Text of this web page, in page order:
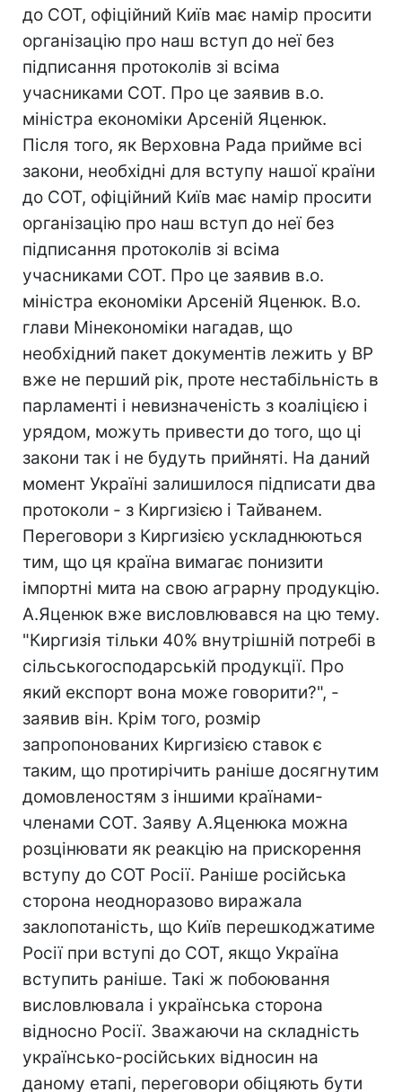
до СОТ, офіційний Київ має намір просити
організацію про наш вступ до неї без
підписання протоколів зі всіма
учасниками СОТ. Про це заявив в.о.
міністра економіки Арсеній Яценюк.
Після того, як Верховна Рада прийме всі
закони, необхідні для вступу нашої країни
до СОТ, офіційний Київ має намір просити
організацію про наш вступ до неї без
підписання протоколів зі всіма
учасниками СОТ. Про це заявив в.о.
міністра економіки Арсеній Яценюк. В.о.
глави Мінекономіки нагадав, що
необхідний пакет документів лежить у ВР
вже не перший рік, проте нестабільність в
парламенті і невизначеність з коаліцією і
урядом, можуть привести до того, що ці
закони так і не будуть прийняті. На даний
момент Україні залишилося підписати два
протоколи - з Киргизією і Тайванем.
Переговори з Киргизією ускладнюються
тим, що ця країна вимагає понизити
імпортні мита на свою аграрну продукцію.
А.Яценюк вже висловлювався на цю тему.
"Киргизія тільки 40% внутрішній потребі в
сільськогосподарській продукції. Про
який експорт вона може говорити?", -
заявив він. Крім того, розмір
запропонованих Киргизією ставок є
таким, що протирічить раніше досягнутим
домовленостям з іншими країнами-
членами СОТ. Заяву А.Яценюка можна
розцінювати як реакцію на прискорення
вступу до СОТ Росії. Раніше російська
сторона неодноразово виражала
заклопотаність, що Київ перешкоджатиме
Росії при вступі до СОТ, якщо Україна
вступить раніше. Такі ж побоювання
висловлювала і українська сторона
відносно Росії. Зважаючи на складність
українсько-російських відносин на
даному етапі, переговори обіцяють бути